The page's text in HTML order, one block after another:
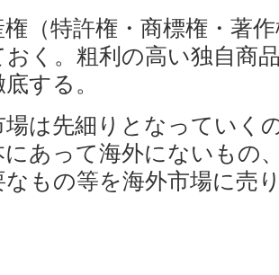
権（特許権・商標権・著
く。粗利の高い独自商
する。
場は先細りとなっていく
にあって海外にないもの
なもの等を海外市場に売